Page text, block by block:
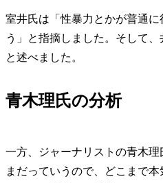
室井氏は「性暴力とかが普通
う」と指摘しました。そして
と述べました。
青木理氏の分析
一方、ジャーナリストの青木
まだっていうので、どこまで